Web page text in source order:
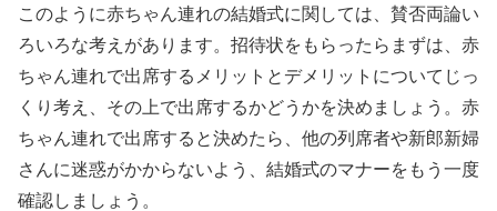
このように赤ちゃん連れの結婚式に関しては、賛否両論い
ろいろな考えがあります。招待状をもらったらまずは、赤
ちゃん連れで出席するメリットとデメリットについてじっ
くり考え、その上で出席するかどうかを決めましょう。赤
ちゃん連れで出席すると決めたら、他の列席者や新郎新婦
さんに迷惑がかからないよう、結婚式のマナーをもう一度
確認しましょう。